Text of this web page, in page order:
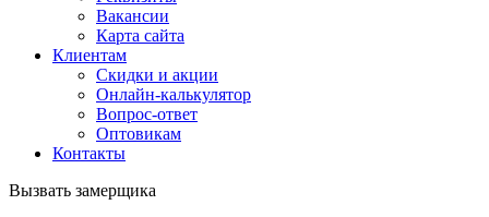
Вакансии
Карта сайта
Клиентам
Скидки и акции
Онлайн-калькулятор
Вопрос-ответ
Оптовикам
Контакты
Вызвать замерщика